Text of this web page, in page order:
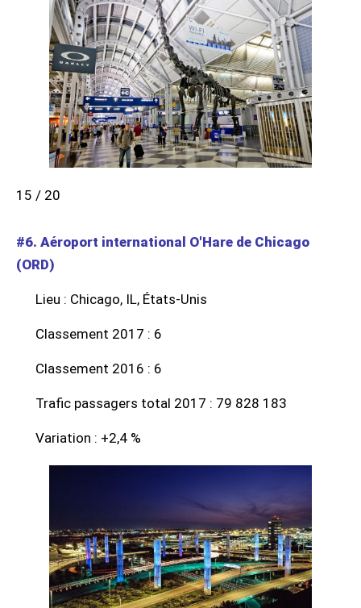
15 / 20
#6. Aéroport international O'Hare de Chicago
(ORD)
Lieu : Chicago, IL, États-Unis
Classement 2017 : 6
Classement 2016 : 6
Trafic passagers total 2017 : 79 828 183
Variation : +2,4 %